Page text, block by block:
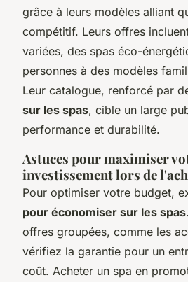
grâce à leurs modèles alliant
compétitif. Leurs offres
variées, des spas éco-
personnes à des modèles
Leur catalogue, renforcé par
sur les spas, cible un large
performance et durabilité.
Astuces pour maximiser
investissement lors de
Pour optimiser votre budget,
pour économiser sur les spas
offres groupées, comme les
vérifiez la garantie pour un
coût. Acheter un spa en